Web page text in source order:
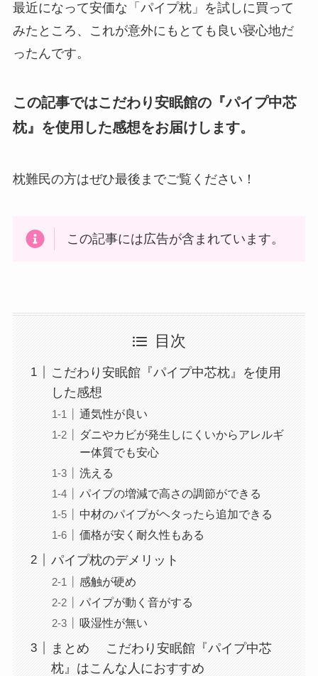
最近になって安価な「パイプ枕」を試しに買って
みたところ、これが意外にもとても良い寝心地だ
ったんです。
この記事ではこだわり安眠館の『パイプ中芯
枕』を使用した感想をお届けします。
枕難民の方はぜひ最後までご覧ください！
この記事には広告が含まれています。
目次
こだわり安眠館『パイプ中芯枕』を使用
した感想
通気性が良い
ダニやカビが発生しにくいからアレルギ
ー体質でも安心
洗える
パイプの増減で高さの調節ができる
中材のパイプがヘタったら追加できる
価格が安く耐久性もある
パイプ枕のデメリット
感触が硬め
パイプが動く音がする
吸湿性が無い
まとめ こだわり安眠館『パイプ中芯
枕』はこんな人におすすめ